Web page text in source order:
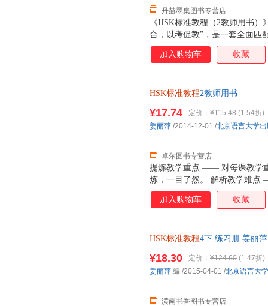
《HSK标准教程（2教师用书
合，以考促教”，是一套全面匹
目标、话题、词汇、语法点、
新HSK考试全方位对接，在全
丹赫墨集图书专营店
加入购物车 收藏
HSK标准教程2教师用书
提炼教学重点 —— 对每课教学
炼，一目了然。 解析教学难点
解析、归纳、扩展，凸显提示
教材内容，给予教师可操作
¥17.74 定价： ¥115.48 (1.54折)
卓尔图书专营店
姜丽萍 /2014-12-01 /北京语言大学
加入购物车 收藏
HSK标准教程4下 练习册 姜丽
¥18.30 定价： ¥124.60 (1.47折)
潢南书香图书专营店
姜丽萍 编 /2015-04-01 /北京语言大